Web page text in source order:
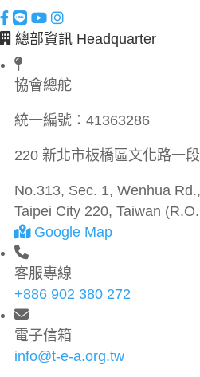
總部資訊 Headquarter
協會總舵
統一編號： 41363286
220 新北市板橋區文化路一
No.313, Sec. 1, Wenhua
Taipei City 220, Taiwan
Google Map
客服專線
+886 902 380 272
電子信箱
info@t-e-a.org.tw